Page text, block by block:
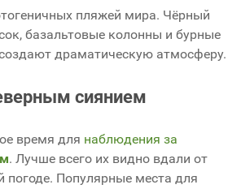
пляжей мира. Чёрный
базальтовые колонны и бурные
драматическую атмосферу.
сиянием
время для наблюдения за
. Лучше всего их видно вдали от
погоде. Популярные места для